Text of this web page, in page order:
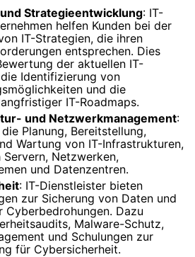
Strategieentwicklung: IT-
helfen Kunden bei der
IT-Strategien, die ihren
entsprechen. Dies
der aktuellen IT-
Identifizierung von
und die
IT-Roadmaps.
und Netzwerkmanagement:
Planung, Bereitstellung,
Wartung von IT-Infrastrukturen,
Netzwerken,
und Datenzentren.
: IT-Dienstleister bieten
zur Sicherung von Daten und
Cyberbedrohungen. Dazu
Malware-Schutz,
und Schulungen zur
für Cybersicherheit.